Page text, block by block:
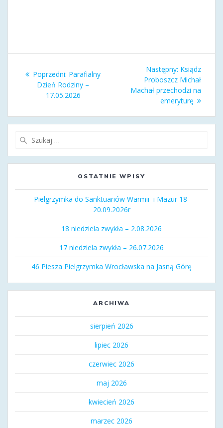
wpisu
Poprzedni: Poprzedni
wpis:
Parafialny
Dzień Rodziny –
17.05.2026
Następny: Następny
wpis:
Ksiądz
Proboszcz Michał
Machał przechodzi na
emeryturę
OSTATNIE WPISY
Pielgrzymka do Sanktuariów Warmii i Mazur 18-
20.09.2026r
18 niedziela zwykła – 2.08.2026
17 niedziela zwykła – 26.07.2026
46 Piesza Pielgrzymka Wrocławska na Jasną Górę
ARCHIWA
sierpień 2026
lipiec 2026
czerwiec 2026
maj 2026
kwiecień 2026
marzec 2026